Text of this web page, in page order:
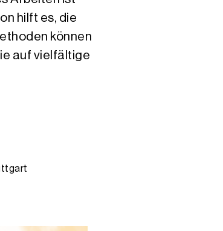
hilft es, die
können
auf vielfältige